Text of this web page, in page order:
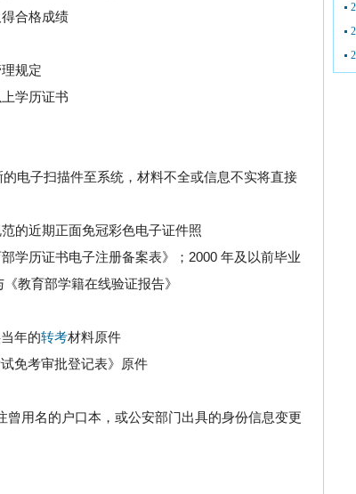
合格成绩
规定
学历证书
电子扫描件至系统，材料不全或信息不实将直接
的近期正面免冠彩色电子证件照
学历证书电子注册备案表》；2000 年及以前毕业
教育部学籍在线验证报告》
年的转考材料原件
免考审批登记表》原件
用名的户口本，或公安部门出具的身份信息变更